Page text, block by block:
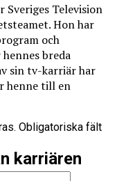
Television
Hon har
och
breda
sin tv-karriär har
henne till en
karriären
Obligatoriska fält